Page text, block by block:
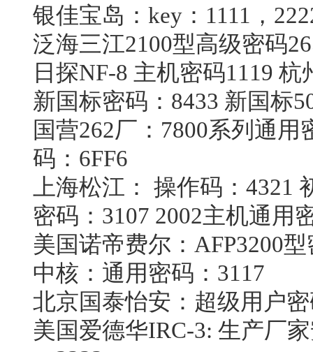
银佳宝岛：key：1111，
泛海三江2100型高级密码
日探NF-8 主机密码1119
新国标密码：8433 新国标
国营262厂：7800系列通用
码：6FF6
上海松江： 操作码：4321
密码：3107 2002主机通用
美国诺帝费尔：AFP3200
中核：通用密码：3117
北京国泰怡安：超级用户密
美国爱德华IRC-3: 生产厂